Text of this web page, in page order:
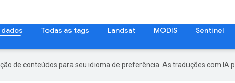
Todas as tags Landsat MODIS Sentinel
de conteúdos para seu idioma de preferência. As traduções com IA